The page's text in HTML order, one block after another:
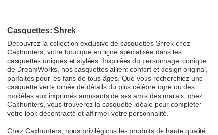
Casquettes: Shrek
Découvrez la collection exclusive de casquettes Shrek chez
Caphunters, votre boutique en ligne spécialisée dans les
casquettes uniques et stylées. Inspirées du personnage iconique
de DreamWorks, nos casquettes allient confort et design original,
parfaites pour les fans de tous âges. Que vous recherchiez une
casquette verte ornée de détails du plus célèbre ogre ou des
modèles aux imprimés amusants de ses amis des marais, chez
Caphunters, vous trouverez la casquette idéale pour compléter
votre look décontracté et affirmer votre personnalité.
Chez Caphunters, nous privilégions les produits de haute qualité,